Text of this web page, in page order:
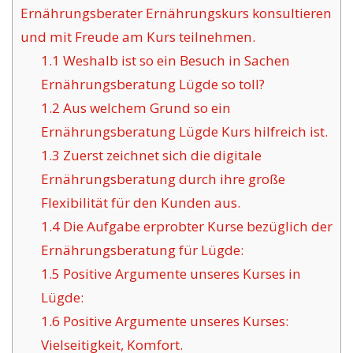
Ernährungsberater Ernährungskurs konsultieren
und mit Freude am Kurs teilnehmen.
1.1 Weshalb ist so ein Besuch in Sachen
Ernährungsberatung Lügde so toll?
1.2 Aus welchem Grund so ein
Ernährungsberatung Lügde Kurs hilfreich ist.
1.3 Zuerst zeichnet sich die digitale
Ernährungsberatung durch ihre große
Flexibilität für den Kunden aus.
1.4Die Aufgabe erprobter Kurse bezüglich der
Ernährungsberatung für Lügde:
1.5 Positive Argumente unseres Kurses in
Lügde:
1.6 Positive Argumente unseres Kurses:
Vielseitigkeit, Komfort.